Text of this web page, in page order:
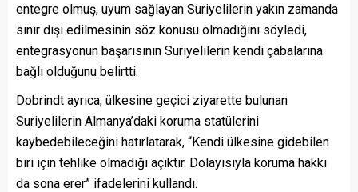
entegre olmuş, uyum sağlayan Suriyelilerin yakın zamanda
sınır dışı edilmesinin söz konusu olmadığını söyledi,
entegrasyonun başarısının Suriyelilerin kendi çabalarına
bağlı olduğunu belirtti.
Dobrindt ayrıca, ülkesine geçici ziyarette bulunan
Suriyelilerin Almanya’daki koruma statülerini
kaybedebileceğini hatırlatarak, “Kendi ülkesine gidebilen
biri için tehlike olmadığı açıktır. Dolayısıyla koruma hakkı
da sona erer” ifadelerini kullandı.